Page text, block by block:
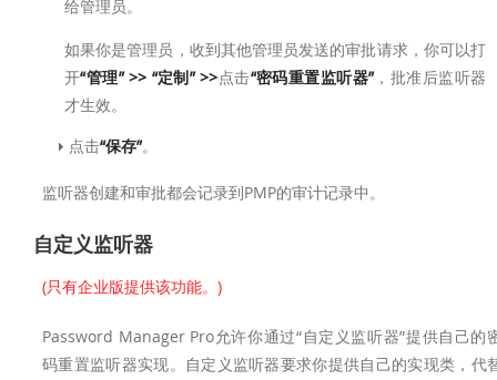
给管理员。
如果你是管理员，收到其他管理员发送的审批请求，你可以打
开“管理” >> “定制” >>点击“密码重置监听器”，批准后监听器
才生效。
点击“保存”。
监听器创建和审批都会记录到PMP的审计记录中。
自定义监听器
(只有企业版提供该功能。)
Password Manager Pro允许你通过“自定义监听器”提供自己的
码重置监听器实现。自定义监听器要求你提供自己的实现类，代